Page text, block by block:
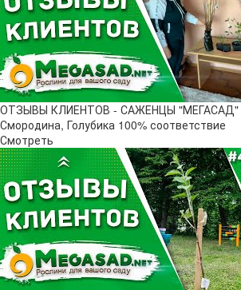
ОТЗЫВЫ КЛИЕНТОВ - САЖЕНЦЫ "МЕГАСАД"
Смородина, Голубика 100% соответствие
Смотреть